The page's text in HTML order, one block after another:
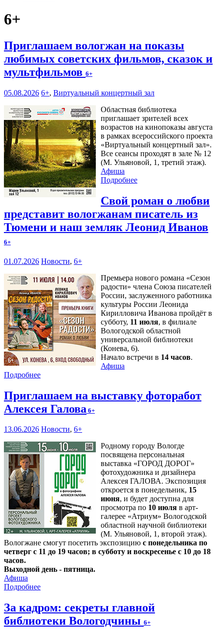
6+
Приглашаем вологжан на показы
любимых советских фильмов, сказок и
мультфильмов 6+
05.08.2026 6+, Виртуальный концертный зал
Областная библиотека
приглашает зрителей всех
возрастов на кинопоказы августа
в рамках всероссийского проекта
«Виртуальный концертный зал».
Все сеансы проходят в зале № 12
(М. Ульяновой, 1, третий этаж).
Афиша
Подробнее
Свой роман о любви
представит вологжанам писатель из
Тюмени и наш земляк Леонид Иванов
6+
01.07.2026 Новости, 6+
Премьера нового романа «Сезон
радости» члена Союза писателей
России, заслуженного работника
культуры России Леонида
Кирилловича Иванова пройдёт в
субботу, 11 июля, в филиале
Вологодской областной
универсальной библиотеки
(Конева, 6).
Начало встречи в 14 часов.
Афиша
Подробнее
Приглашаем на выставку фоторабот
Алексея Галова 6+
13.06.2026 Новости, 6+
Родному городу Вологде
посвящена персональная
выставка «ГОРОД ДОРОГ»
фотохудожника и дизайнера
Алексея ГАЛОВА. Экспозиция
откроется в понедельник, 15
июня, и будет доступна для
просмотра по 10 июля в арт-
галерее «Атриум» Вологодской
областной научной библиотеки
(М. Ульяновой, 1, второй этаж).
Вологжане смогут посетить экспозицию с понедельника по
четверг с 11 до 19 часов; в субботу и воскресенье с 10 до 18
часов.
Выходной день - пятница.
Афиша
Подробнее
За кадром: секреты главной
библиотеки Вологодчины 6+